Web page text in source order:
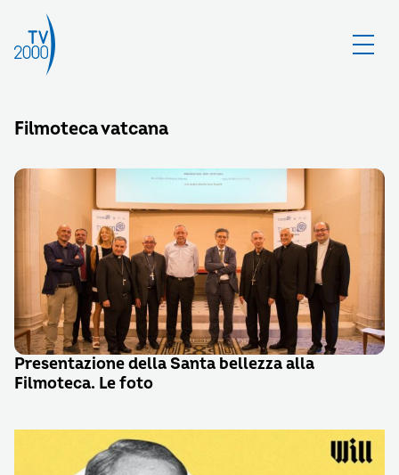
Filmoteca vatcana
Presentazione della Santa bellezza alla
Filmoteca. Le foto